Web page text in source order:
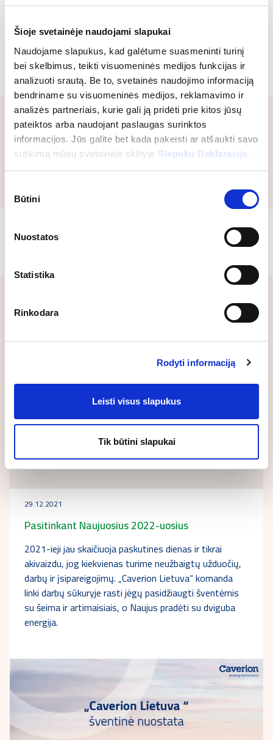
Šioje svetainėje naudojami slapukai
Naudojame slapukus, kad galėtume suasmeninti turinį
bei skelbimus, teikti visuomeninės medijos funkcijas ir
analizuoti srautą. Be to, svetainės naudojimo informaciją
bendriname su visuomeninės medijos, reklamavimo ir
analizės partneriais, kurie gali ją pridėti prie kitos jūsų
pateiktos arba naudojant paslaugas surinktos
informacijos. Jūs galite bet kada pakeisti ar atšaukti savo
sutikimą mūsų svetainėje skiltyje Slapukų Deklaracija.
pasirinkimas
Būtini
Nuostatos
Statistika
Rinkodara
Rodyti informaciją
Leisti visus slapukus
Tik būtini slapukai
prižiūrint kondicionavimo sistemas jūsų objekte.
Susisiekite su mumis
29.12.2021
Pasitinkant Naujuosius 2022-uosius
2021-ieji jau skaičiuoja paskutines dienas ir tikrai
akivaizdu, jog kiekvienas turime neužbaigtų užduočių,
darbų ir įsipareigojimų. „Caverion Lietuva“ komanda
linki darbų sūkuryje rasti jėgų pasidžiaugti šventėmis
su šeima ir artimaisiais, o Naujus pradėti su dviguba
energija.